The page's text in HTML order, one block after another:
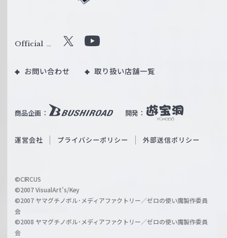
ル
W
ß
c
a
r
z
商品企画： 開発：
Official X
u
b
O
i
l
お問い合わせ 取り扱い店舗一覧
運営会社 プライバシーポリシー 外部送信ポリシー
©CIRCUS
©2007 VisualArt's/Key
©2007 ヤマグチノボル･メディアファクトリー／ゼロの使い魔製作委員
会
©2008 ヤマグチノボル･メディアファクトリー／ゼロの使い魔製作委員
会